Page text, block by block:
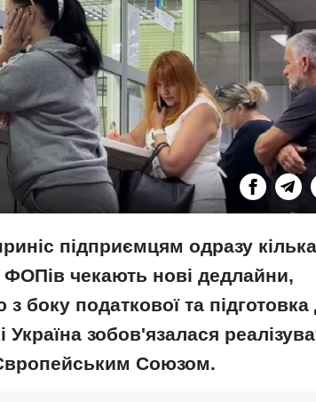
підприємцям одразу кілька
чекають нові дедлайни,
боку податкової та підготовка
Україна зобов'язалася
Союзом.